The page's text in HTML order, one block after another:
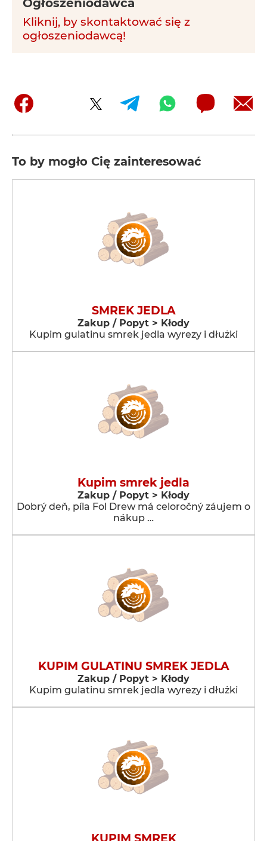
Ogłoszeniodawca
Kliknij, by skontaktować się z
ogłoszeniodawcą!
To by mogło Cię zainteresować
SMREK JEDLA
Zakup / Popyt > Kłody
Kupim gulatinu smrek jedla wyrezy i dłużki
Kupim smrek jedla
Zakup / Popyt > Kłody
Dobrý deň, píla Fol Drew má celoročný záujem o
nákup …
KUPIM GULATINU SMREK JEDLA
Zakup / Popyt > Kłody
Kupim gulatinu smrek jedla wyrezy i dłużki